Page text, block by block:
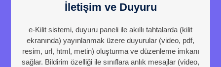
İletişim ve Duyuru
e-Kilit sistemi, duyuru paneli ile akıllı tahtalarda (kilit
ekranında) yayınlanmak üzere duyurular (video, pdf,
resim, url, html, metin) oluşturma ve düzenleme imkanı
sağlar. Bildirim özelliği ile sınıflara anlık mesajlar (video,